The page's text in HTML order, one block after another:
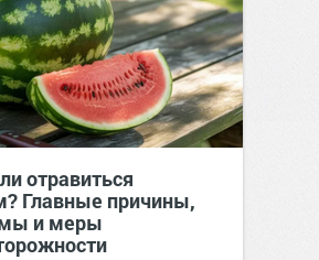
отравиться
Главные причины,
и меры